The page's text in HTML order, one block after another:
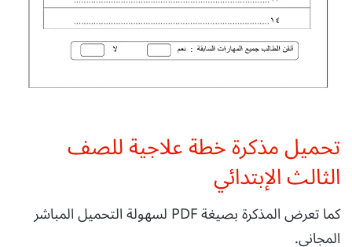
تحميل مذكرة خطة علاجية للصف
الثالث الإبتدائي
كما تعرض المذكرة بصيغة PDF لسهولة التحميل المباشر
المجاني.